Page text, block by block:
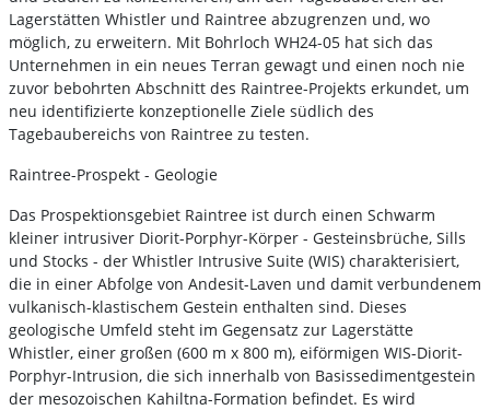
Lagerstätten Whistler und Raintree abzugrenzen und, wo
möglich, zu erweitern. Mit Bohrloch WH24-05 hat sich das
Unternehmen in ein neues Terran gewagt und einen noch nie
zuvor bebohrten Abschnitt des Raintree-Projekts erkundet, um
neu identifizierte konzeptionelle Ziele südlich des
Tagebaubereichs von Raintree zu testen.
Raintree-Prospekt - Geologie
Das Prospektionsgebiet Raintree ist durch einen Schwarm
kleiner intrusiver Diorit-Porphyr-Körper - Gesteinsbrüche, Sills
und Stocks - der Whistler Intrusive Suite (WIS) charakterisiert,
die in einer Abfolge von Andesit-Laven und damit verbundenem
vulkanisch-klastischem Gestein enthalten sind. Dieses
geologische Umfeld steht im Gegensatz zur Lagerstätte
Whistler, einer großen (600 m x 800 m), eiförmigen WIS-Diorit-
Porphyr-Intrusion, die sich innerhalb von Basissedimentgestein
der mesozoischen Kahiltna-Formation befindet. Es wird